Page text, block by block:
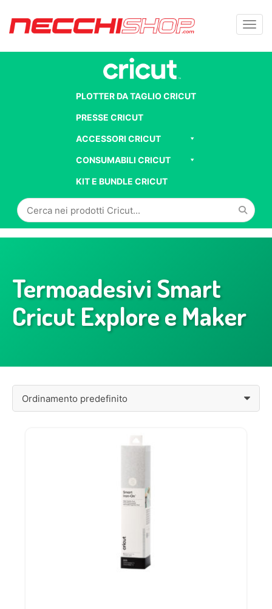
PLOTTER DA TAGLIO CRICUT
PRESSE CRICUT
ACCESSORI CRICUT
CONSUMABILI CRICUT
KIT E BUNDLE CRICUT
Cerca
in
Cricut:
Termoadesivi Smart
Cricut Explore e Maker